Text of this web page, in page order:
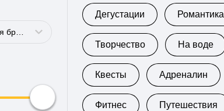
Для мужчины, Для брата
Дегустации Романтика
Творчество На воде
Квесты Адреналин
Фитнес Путешествия